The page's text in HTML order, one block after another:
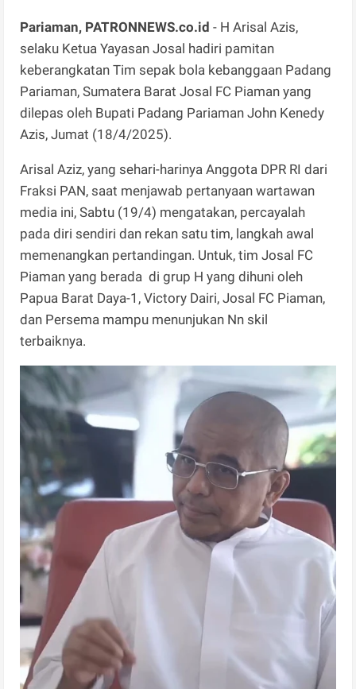
Pariaman, PATRONNEWS.co.id - H Arisal Azis,
selaku Ketua Yayasan Josal hadiri pamitan
keberangkatan Tim sepak bola kebanggaan Padang
Pariaman, Sumatera Barat Josal FC Piaman yang
dilepas oleh Bupati Padang Pariaman John Kenedy
Azis, Jumat (18/4/2025).
Arisal Aziz, yang sehari-harinya Anggota DPR RI dari
Fraksi PAN, saat menjawab pertanyaan wartawan
media ini, Sabtu (19/4) mengatakan, percayalah
pada diri sendiri dan rekan satu tim, langkah awal
memenangkan pertandingan. Untuk, tim Josal FC
Piaman yang berada di grup H yang dihuni oleh
Papua Barat Daya-1, Victory Dairi, Josal FC Piaman,
dan Persema mampu menunjukan Nn skil
terbaiknya.